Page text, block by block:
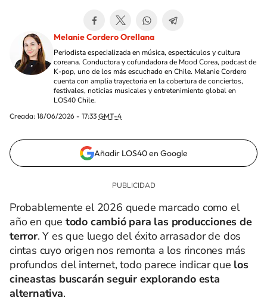
Melanie Cordero Orellana
Periodista especializada en música, espectáculos y cultura
coreana. Conductora y cofundadora de Mood Corea, podcast de
K-pop, uno de los más escuchado en Chile. Melanie Cordero
cuenta con amplia trayectoria en la cobertura de conciertos,
festivales, noticias musicales y entretenimiento global en
LOS40 Chile.
Creada: 18/06/2026 - 17:33 GMT-4
Añadir LOS40 en Google
Probablemente el 2026 quede marcado como el
año en que todo cambió para las producciones de
terror. Y es que luego del éxito arrasador de dos
cintas cuyo origen nos remonta a los rincones más
profundos del internet, todo parece indicar que los
cineastas buscarán seguir explorando esta
alternativa.